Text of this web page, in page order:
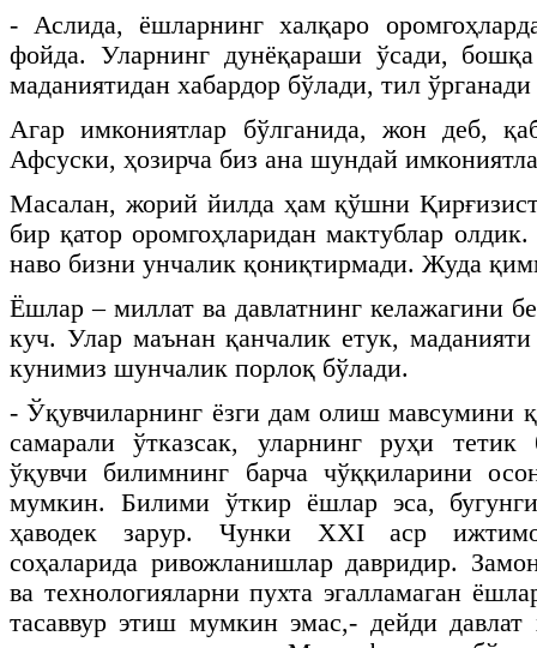
- Аслида, ёшларнинг халқаро
фойда. Уларнинг дунёқараши ўсади,
маданиятидан хабардор бўлади, тил ўрганади
Агар имкониятлар бўлганида, жон деб,
Афсуски, ҳозирча биз ана шундай
Масалан, жорий йилда ҳам қўшни
бир қатор оромгоҳларидан мактублар
наво бизни унчалик қониқтирмади. Жуда
Ёшлар – миллат ва давлатнинг келажагини
куч. Улар маънан қанчалик етук,
кунимиз шунчалик порлоқ бўлади.
- Ўқувчиларнинг ёзги дам олиш мавсумини
самарали ўтказсак, уларнинг руҳи
ўқувчи билимнинг барча чўққиларини
мумкин. Билими ўткир ёшлар эса,
ҳаводек зарур. Чунки XXIаср
соҳаларида ривожланишлар давридир.
ва технологияларни пухта эгалламаган
тасаввур этиш мумкин эмас,- дейди